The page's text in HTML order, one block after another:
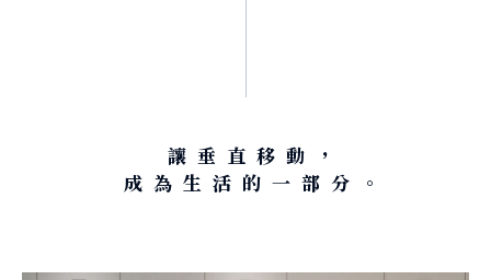
讓垂直移動，
成為生活的一部分。